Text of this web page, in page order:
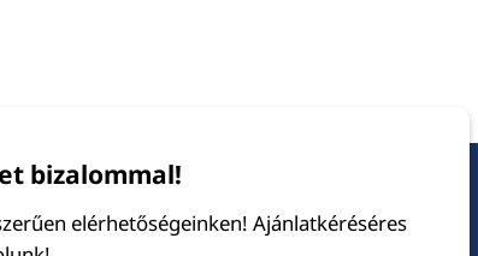
bizalommal!
elérhetőségeinken! Ajánlatkéréséres